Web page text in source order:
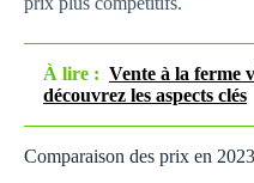
À lire : Vente à la ferme
découvrez les aspects clés
Comparaison des prix en 2023